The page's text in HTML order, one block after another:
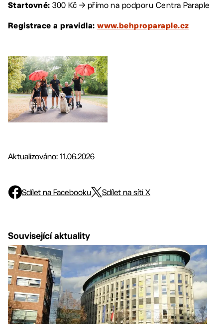
Startovné: 300 Kč → přímo na podporu Centra Paraple
Registrace a pravidla: www.behproparaple.cz
Aktualizováno: 11.06.2026
Sdílet na Facebooku Sdílet na síti X
Související aktuality